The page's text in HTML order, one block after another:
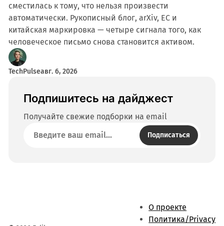
сместилась к тому, что нельзя произвести
автоматически. Рукописный блог, arXiv, ЕС и
китайская маркировка — четыре сигнала того, как
человеческое письмо снова становится активом.
TechPulseавг. 6, 2026
Подпишитесь на дайджест
Получайте свежие подборки на email
Подписаться
О проекте
Политика/Privacy